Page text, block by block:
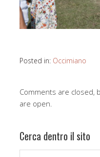
Posted in: Occimiano
Comments are closed,
are open.
Cerca dentro il sito